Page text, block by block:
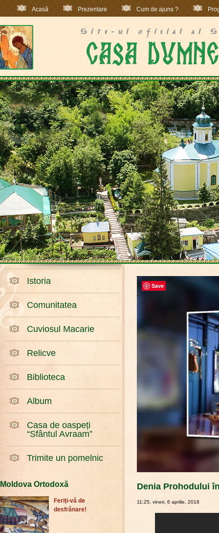
Acasă Prezentare Cum de ajuns ?
Istoria
Comunitatea
Cuviosul Macarie
Relicve
Biblioteca
Album
Casa de oaspeți
“Sfântul Avraam”
Trimite un pomelnic
Moldova Ortodoxă
Feriți-vă de
desfrânare!
Denia Prohodului
11:25, vineri, 6 aprilie, 2018
Save